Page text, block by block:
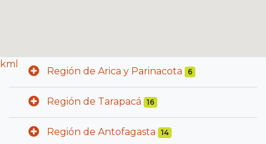
kml
Región de Arica y Parinacota 6
Región de Tarapacá 16
Región de Antofagasta 14